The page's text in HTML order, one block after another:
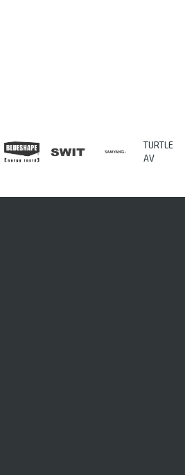
TURTLE
AV